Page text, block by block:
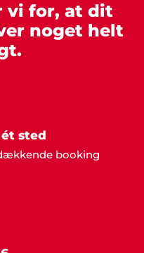
vi for, at dit
noget helt
sted
booking